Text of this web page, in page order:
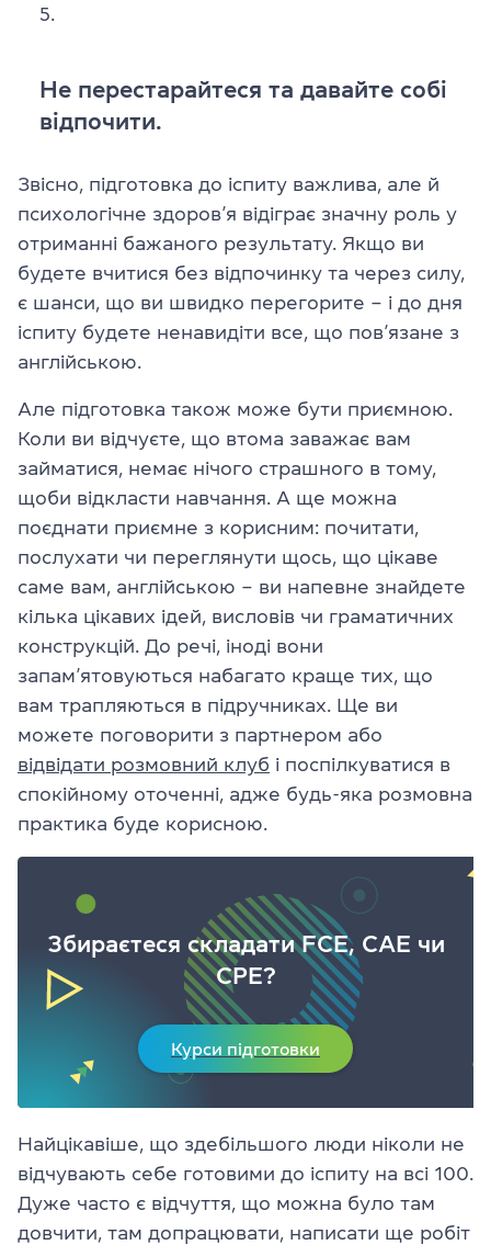
Не перестарайтеся та давайте собі
відпочити.
Звісно, підготовка до іспиту важлива, але й
психологічне здоров’я відіграє значну роль у
отриманні бажаного результату. Якщо ви
будете вчитися без відпочинку та через силу,
є шанси, що ви швидко перегорите – і до дня
іспиту будете ненавидіти все, що пов’язане з
англійською.
Але підготовка також може бути приємною.
Коли ви відчуєте, що втома заважає вам
займатися, немає нічого страшного в тому,
щоби відкласти навчання. А ще можна
поєднати приємне з корисним: почитати,
послухати чи переглянути щось, що цікаве
саме вам, англійською – ви напевне знайдете
кілька цікавих ідей, висловів чи граматичних
конструкцій. До речі, іноді вони
запам’ятовуються набагато краще тих, що
вам трапляються в підручниках. Ще ви
можете поговорити з партнером або
відвідати розмовний клуб і поспілкуватися в
спокійному оточенні, адже будь-яка розмовна
практика буде корисною.
Збираєтеся складати FCE, CAE чи
CPE?
Курси підготовки
Найцікавіше, що здебільшого люди ніколи не
відчувають себе готовими до іспиту на всі 100.
Дуже часто є відчуття, що можна було там
довчити, там допрацювати, написати ще робіт